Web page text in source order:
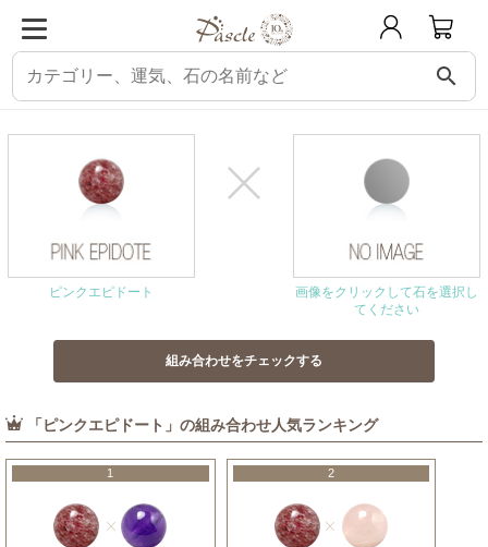
search
パスクル 組み合わせ・相性チェック ピンクエピドートと相性の良い石
ピンクエピドート
画像をクリックして石を選択し
てください
「ピンクエピドート」の組み合わせ人気ランキング
1 2